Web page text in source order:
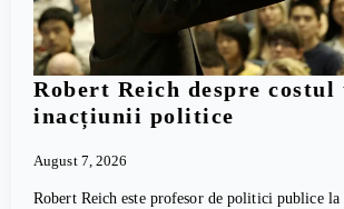
Robert Reich despre costul
inacțiunii politice
August 7, 2026
Robert Reich este profesor de politici publice la